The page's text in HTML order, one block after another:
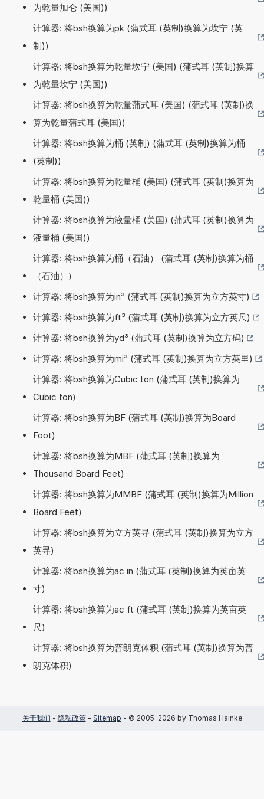
为乾量加仑 (美国))
计算器: 将bsh换算为pk (蒲式耳 (英制)换算为坎宁 (英
制))
计算器: 将bsh换算为乾量坎宁 (美国) (蒲式耳 (英制)换算
为乾量坎宁 (美国))
计算器: 将bsh换算为乾量蒲式耳 (美国) (蒲式耳 (英制)换
算为乾量蒲式耳 (美国))
计算器: 将bsh换算为桶 (英制) (蒲式耳 (英制)换算为桶
(英制))
计算器: 将bsh换算为乾量桶 (美国) (蒲式耳 (英制)换算为
乾量桶 (美国))
计算器: 将bsh换算为液量桶 (美国) (蒲式耳 (英制)换算为
液量桶 (美国))
计算器: 将bsh换算为桶（石油） (蒲式耳 (英制)换算为桶
（石油）)
计算器: 将bsh换算为in³ (蒲式耳 (英制)换算为立方英寸)
计算器: 将bsh换算为ft³ (蒲式耳 (英制)换算为立方英尺)
计算器: 将bsh换算为yd³ (蒲式耳 (英制)换算为立方码)
计算器: 将bsh换算为mi³ (蒲式耳 (英制)换算为立方英里)
计算器: 将bsh换算为Cubic ton (蒲式耳 (英制)换算为
Cubic ton)
计算器: 将bsh换算为BF (蒲式耳 (英制)换算为Board
Foot)
计算器: 将bsh换算为MBF (蒲式耳 (英制)换算为
Thousand Board Feet)
计算器: 将bsh换算为MMBF (蒲式耳 (英制)换算为Million
Board Feet)
计算器: 将bsh换算为立方英寻 (蒲式耳 (英制)换算为立方
英寻)
计算器: 将bsh换算为ac in (蒲式耳 (英制)换算为英亩英
寸)
计算器: 将bsh换算为ac ft (蒲式耳 (英制)换算为英亩英
尺)
计算器: 将bsh换算为普朗克体积 (蒲式耳 (英制)换算为普
朗克体积)
关于我们 - 隐私政策- Sitemap - © 2005-2026 by Thomas Hainke